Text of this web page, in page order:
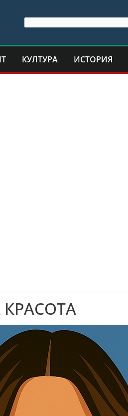
IT КУЛТУРА ИСТОРИЯ
КРАСОТА